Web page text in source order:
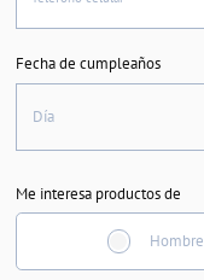
Fecha de cumpleaños
Día
Me interesa productos de
Hombre